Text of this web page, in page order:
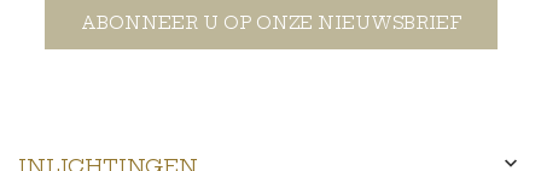
ABONNEER U OP ONZE NIEUWSBRIEF
INLICHTINGEN 